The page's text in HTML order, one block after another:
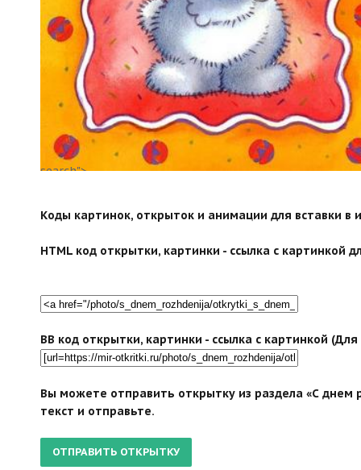
search">
Коды картинок, открыток и анимации для вставки в
HTML код открытки, картинки - ссылка с картинкой
BB код открытки, картинки - ссылка с картинкой
Вы можете отправить открытку из раздела «С
текст и отправьте.